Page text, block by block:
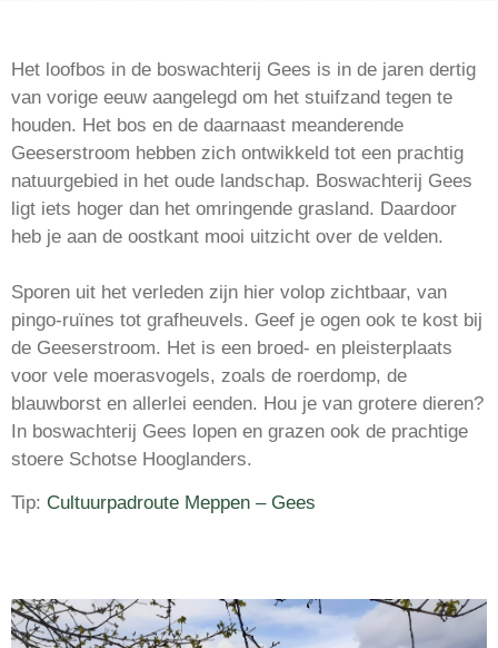
Het loofbos in de boswachterij Gees is in de jaren dertig
van vorige eeuw aangelegd om het stuifzand tegen te
houden. Het bos en de daarnaast meanderende
Geeserstroom hebben zich ontwikkeld tot een prachtig
natuurgebied in het oude landschap. Boswachterij Gees
ligt iets hoger dan het omringende grasland. Daardoor
heb je aan de oostkant mooi uitzicht over de velden.
Sporen uit het verleden zijn hier volop zichtbaar, van
pingo-ruïnes tot grafheuvels. Geef je ogen ook te kost bij
de Geeserstroom. Het is een broed- en pleisterplaats
voor vele moerasvogels, zoals de roerdomp, de
blauwborst en allerlei eenden. Hou je van grotere dieren?
In boswachterij Gees lopen en grazen ook de prachtige
stoere Schotse Hooglanders.
Tip: Cultuurpadroute Meppen – Gees